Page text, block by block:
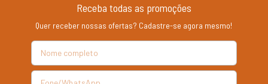
Receba todas as promoções
Quer receber nossas ofertas? Cadastre-se agora mesmo!